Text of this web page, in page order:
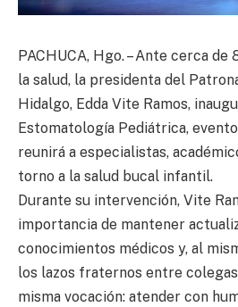
PACHUCA, Hgo. – Ante cerca
la salud, la presidenta del
Hidalgo, Edda Vite Ramos,
Estomatología Pediátrica,
reunirá a especialistas,
torno a la salud bucal infantil.
Durante su intervención, Vite
importancia de mantener
conocimientos médicos y, al
los lazos fraternos entre
misma vocación: atender con